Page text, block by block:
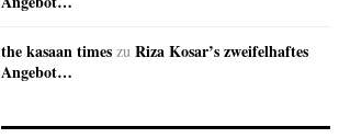
the kasaan times zu Riza Kosar’s zweifelhaftes
Angebot…